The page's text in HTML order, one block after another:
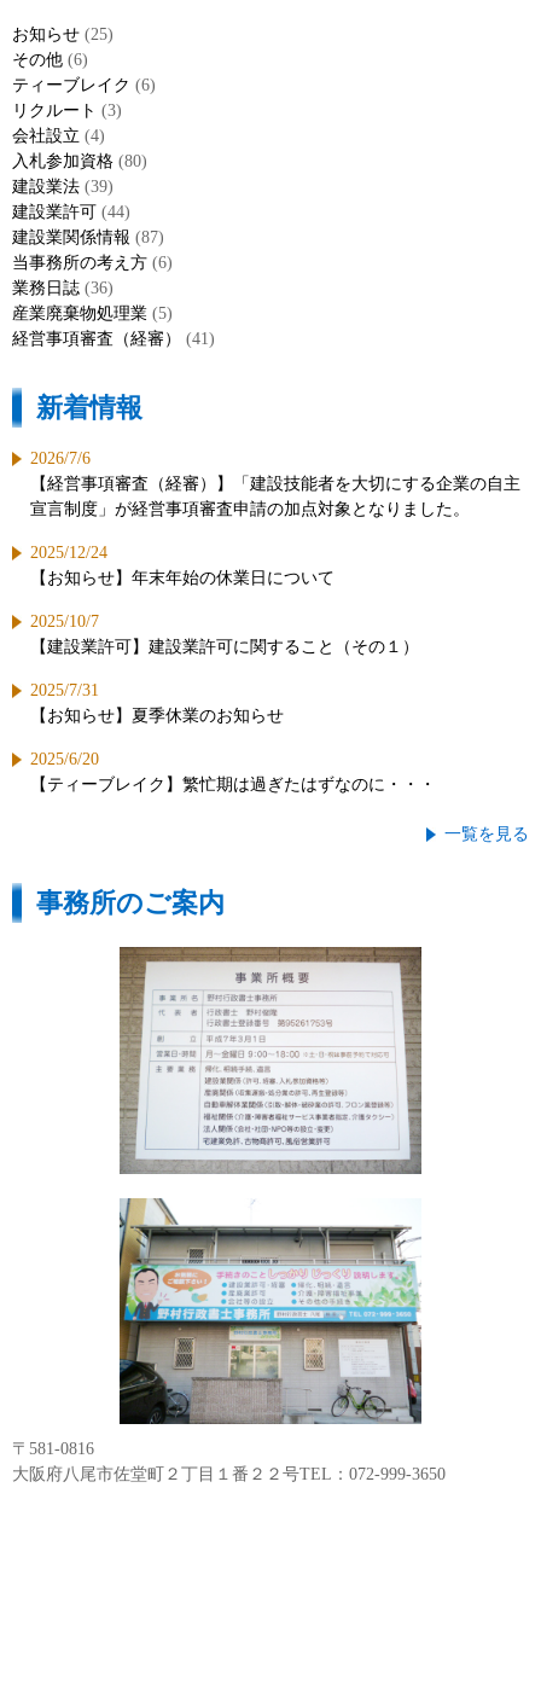
お知らせ (25)
その他 (6)
ティーブレイク (6)
リクルート (3)
会社設立 (4)
入札参加資格 (80)
建設業法 (39)
建設業許可 (44)
建設業関係情報 (87)
当事務所の考え方 (6)
業務日誌 (36)
産業廃棄物処理業 (5)
経営事項審査（経審）
(41)
新着情報
2026/7/6
【経営事項審査（経審）】「建設技能者を大切にする企業の自主
宣言制度」が経営事項審査申請の加点対象となりました。
2025/12/24
【お知らせ】年末年始の休業日について
2025/10/7
【建設業許可】建設業許可に関すること（その１）
2025/7/31
【お知らせ】夏季休業のお知らせ
2025/6/20
【ティーブレイク】繁忙期は過ぎたはずなのに・・・
一覧を見る
事務所のご案内
〒581-0816
大阪府八尾市佐堂町２丁目１番２２号TEL：072-999-3650